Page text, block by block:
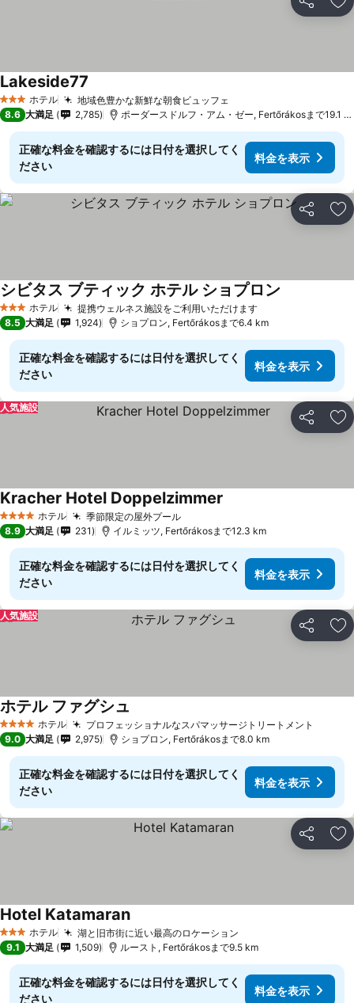
シェア お
3 ホテルのランク
ホテル 地域色豊かな新鮮な朝食ビュッフェ
Lakeside77
8.6 大満足 2,785 ポーダースドルフ・アム・ゼー, Fertőrákosまで19.1
正確な料金を確認するには日付を選択してく
ださい
料金を表示
シェア お
3 ホテルのランク
ホテル 提携ウェルネス施設をご利用いただけます料金を表示
シビタス ブティック ホテル ショプロン
8.5 大満足 1,924 ショプロン, Fertőrákosまで6.4 km
正確な料金を確認するには日付を選択してく
ださい
料金を表示
シェア お
人気施設
4 ホテルのランク
ホテル 季節限定の屋外プール料金を表示
Kracher Hotel Doppelzimmer
8.9 大満足 231 イルミッツ, Fertőrákosまで12.3 km
正確な料金を確認するには日付を選択してく
ださい
料金を表示
シェア お
人気施設
4 ホテルのランク
ホテル プロフェッショナルなスパマッサージトリートメント
ホテル ファグシュ
9.0 大満足 2,975 ショプロン, Fertőrákosまで8.0 km
正確な料金を確認するには日付を選択してく
ださい
料金を表示
シェア お
3 ホテルのランク
ホテル 湖と旧市街に近い最高のロケーション
Hotel Katamaran料金を表示
9.1 大満足 1,509 ルースト, Fertőrákosまで9.5 km
正確な料金を確認するには日付を選択してく
ださい
料金を表示